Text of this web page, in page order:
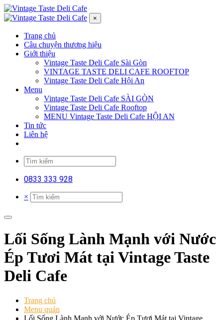
×
Trang chủ
Câu chuyện thương hiệu
Giới thiệu
Vintage Taste Deli Cafe Sài Gòn
VINTAGE TASTE DELI CAFE ROOFTOP
Vintage Taste Deli Cafe Hội An
Menu
Vintage Taste Deli Cafe SÀI GÒN
Vintage Taste Deli Cafe Rooftop
MENU Vintage Taste Deli Cafe HỘI AN
Tin tức
Liên hệ
0833 333 928
×
Lối Sống Lành Mạnh với Nước
Ép Tươi Mát tại Vintage Taste
Deli Cafe
Trang chủ
Menu quán
Lối Sống Lành Mạnh với Nước Ép Tươi Mát tại Vintage